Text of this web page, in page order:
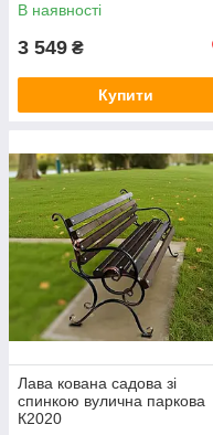
В наявності
3 549 ₴
Купити
Лава кована садова зі
спинкою вулична паркова
К2020